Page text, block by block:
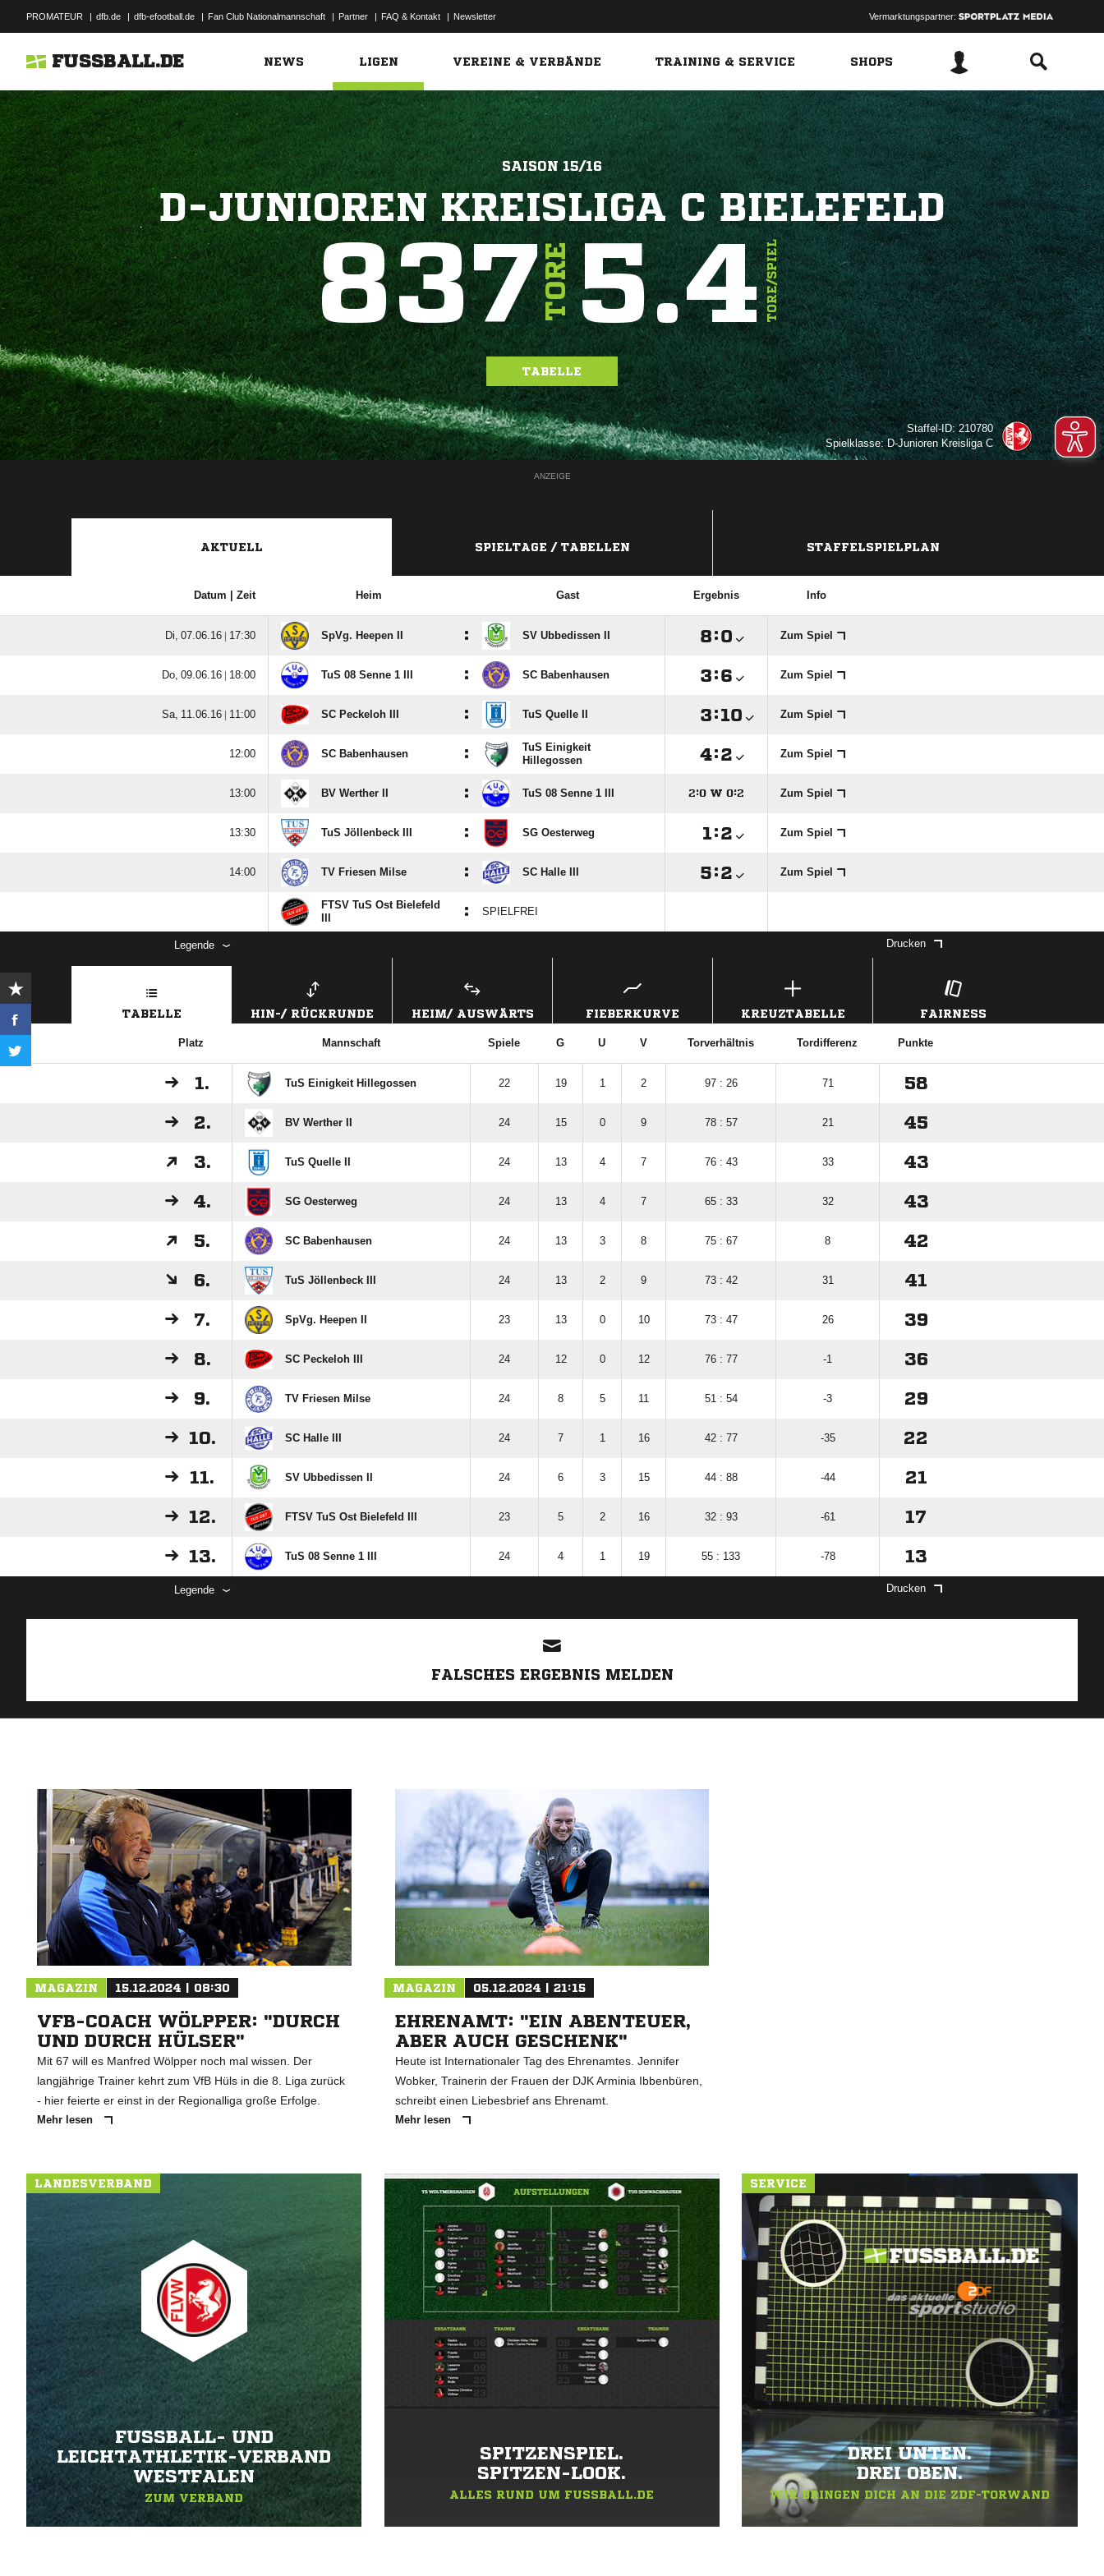
PROMATEUR | dfb.de | dfb-efootball.de | Fan Club Nationalmannschaft | Partner | FAQ & Kontakt | Newsletter Vermarktungspartner:
FUSSBALL.DE NEWS LIGEN VEREINE & VERBÄNDE TRAINING & SERVICE SHOPS
SAISON 15/16
D-JUNIOREN KREISLIGA C BIELEFELD
837TORE5.4TORE/SPIEL
TABELLE
Staffel-ID: 210780
Spielklasse: D-Junioren Kreisliga C
ANZEIGE
AKTUELL SPIELTAGE / TABELLEN STAFFELSPIELPLAN
Datum | Zeit Heim Gast Ergebnis Info
  |  SpVg. Heepen II : SV Ubbedissen II : Zum Spiel
  |  TuS 08 Senne 1 III : SC Babenhausen : Zum Spiel
  |  SC Peckeloh III : TuS Quelle II : Zum Spiel
 SC Babenhausen :
TuS Einigkeit
Hillegossen
: Zum Spiel
 BV Werther II : TuS 08 Senne 1 III : W: Zum Spiel
 TuS Jöllenbeck III : SG Oesterweg : Zum Spiel
 TV Friesen Milse : SC Halle III : Zum Spiel
FTSV TuS Ost Bielefeld
: SPIELFREI
Legende Drucken
TABELLE HIN-/ RÜCKRUNDE HEIM/ AUSWÄRTS FIEBERKURVE KREUZTABELLE FAIRNESS
Platz Mannschaft Spiele G U V Torverhältnis Tordifferenz Punkte
1. TuS Einigkeit Hillegossen 22 19 1 2 97 : 26 71 58
2. BV Werther II 24 15 0 9 78 : 57 21 45
3. TuS Quelle II 24 13 4 7 76 : 43 33 43
4. SG Oesterweg 24 13 4 7 65 : 33 32 43
5. SC Babenhausen 24 13 3 8 75 : 67 8 42
6. TuS Jöllenbeck III 24 13 2 9 73 : 42 31 41
7. SpVg. Heepen II 23 13 0 10 73 : 47 26 39
8. SC Peckeloh III 24 12 0 12 76 : 77 -1 36
9. TV Friesen Milse 24 8 5 11 51 : 54 -3 29
10. SC Halle III 24 7 1 16 42 : 77 -35 22
11. SV Ubbedissen II 24 6 3 15 44 : 88 -44 21
12. FTSV TuS Ost Bielefeld III 23 5 2 16 32 : 93 -61 17
13. TuS 08 Senne 1 III 24 4 1 19 55 : 133 -78 13
Legende Drucken
FALSCHES ERGEBNIS MELDEN
MAGAZIN 15.12.2024 | 08:30
VFB-COACH WÖLPPER: "DURCH
UND DURCH HÜLSER"
Mit 67 will es Manfred Wölpper noch mal wissen. Der
langjährige Trainer kehrt zum VfB Hüls in die 8. Liga zurück
- hier feierte er einst in der Regionalliga große Erfolge.
Mehr lesen
MAGAZIN 05.12.2024 | 21:15
EHRENAMT: "EIN ABENTEUER,
ABER AUCH GESCHENK"
Heute ist Internationaler Tag des Ehrenamtes. Jennifer
Wobker, Trainerin der Frauen der DJK Arminia Ibbenbüren,
schreibt einen Liebesbrief ans Ehrenamt.
Mehr lesen
LANDESVERBAND
FUSSBALL- UND L
EICHTATHLETIK-VERBAND W
ESTFALEN
ZUM VERBAND
SPITZENSPIEL.
SPITZEN-LOOK.
ALLES RUND UM FUSSBALL.DE
SERVICE
DREI UNTEN.
DREI OBEN.
WIR BRINGEN DICH AN DIE ZDF-TORWAND